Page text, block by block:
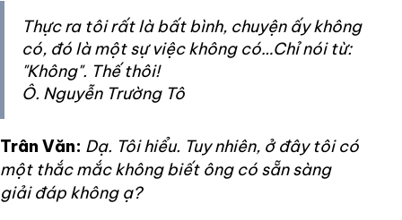
Thực ra tôi rất là bất bình, chuyện ấy không
có, đó là một sự việc không có…Chỉ nói từ:
"Không". Thế thôi!
Ô. Nguyễn Trường Tô
Trân Văn: Dạ. Tôi hiểu. Tuy nhiên, ở đây tôi có
một thắc mắc không biết ông có sẵn sàng
giải đáp không ạ?